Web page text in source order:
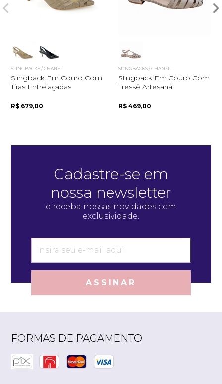
SLINGBACKS / CHANEL
Slingback Em Couro Com
Tiras Entrelaçadas
R$ 679,00
SLINGBACKS / CHANEL
Slingback Em Couro Com
Tressê Artesanal
R$ 469,00
Cadastre-se em
nossa newsletter
e receba nossas novidades com
exclusividade.
ASSINAR
FORMAS DE PAGAMENTO